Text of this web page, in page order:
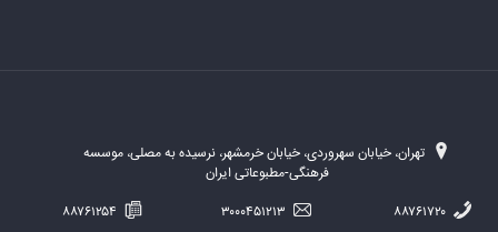
تهران، خیابان سهروردی، خیابان خرمشهر، نرسیده به مصلی، موسسه
فرهنگی-مطبوعاتی ایران